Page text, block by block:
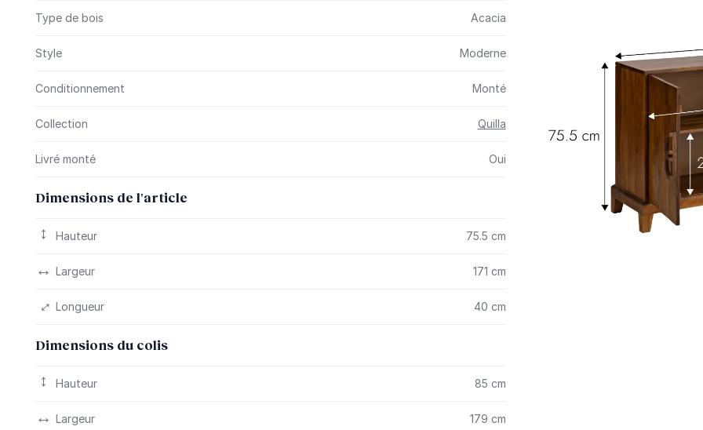
Type de bois Acacia
Style Moderne
Conditionnement Monté
Collection Quilla
Livré monté Oui
Dimensions de l'article
Hauteur 75.5 cm
Largeur 171 cm
Longueur 40 cm
Dimensions du colis
Hauteur 85 cm
Largeur 179 cm